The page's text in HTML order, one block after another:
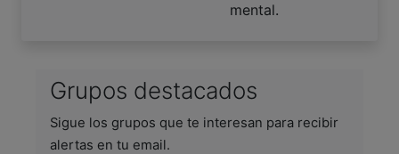
mental.
Grupos destacados
Sigue los grupos que te interesan para recibir
alertas en tu email.